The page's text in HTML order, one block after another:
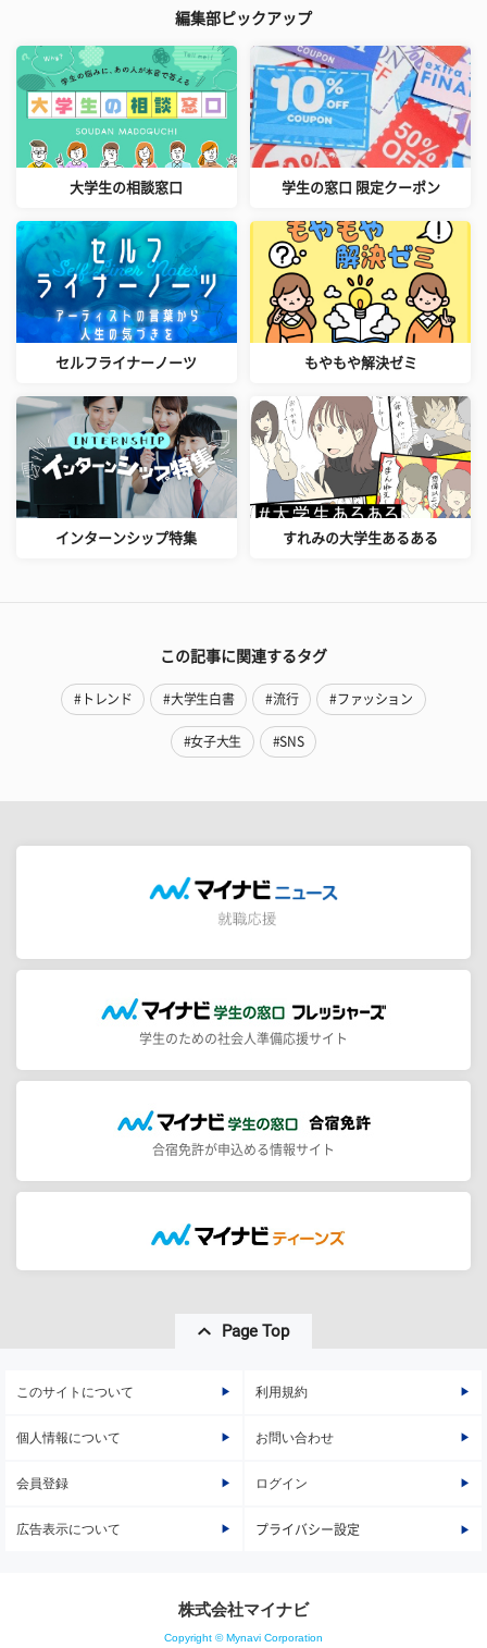
編集部ピックアップ
大学生の相談窓口 学生の窓口 限定クーポン
セルフライナーノーツ もやもや解決ゼミ
インターンシップ特集 すれみの大学生あるある
この記事に関連するタグ
#トレンド #大学生白書 #流行 #ファッション
#女子大生 #SNS
学生のための社会人準備応援サイト
合宿免許が申込める情報サイト
Page Top
このサイトについて 利用規約
個人情報について お問い合わせ
会員登録 ログイン
広告表示について プライバシー設定
株式会社マイナビ
Copyright © Mynavi Corporation